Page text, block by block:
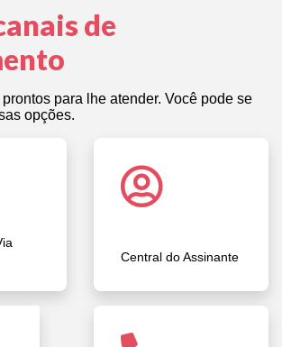
de
para lhe atender. Você pode se
opções.
Central do Assinante